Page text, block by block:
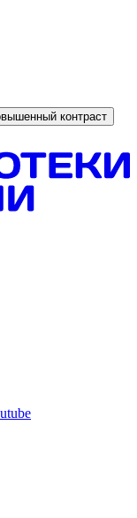
контраст